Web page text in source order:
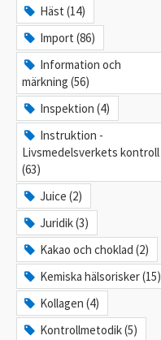
Häst (14)
Import (86)
Information och
märkning (56)
Inspektion (4)
Instruktion -
Livsmedelsverkets kontroll
(63)
Juice (2)
Juridik (3)
Kakao och choklad (2)
Kemiska hälsorisker (15)
Kollagen (4)
Kontrollmetodik (5)